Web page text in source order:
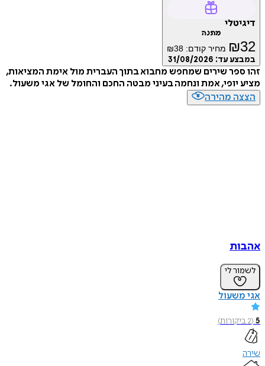
דיגיטלי
מתנה
₪32 מחיר קודם: ₪38
במבצע עד: 31/08/2026
זהו ספר שירים שמחפש מחבוא בתוך העברית מול אימת המציאות,
מציע יופי, אמת ונחמה בעיני מבטה החכם והחומל של אגי משעול.
הצצה מהירה
אהבות
לשמור לי
אגי משעול
5
(
2ביקורות)
שירה